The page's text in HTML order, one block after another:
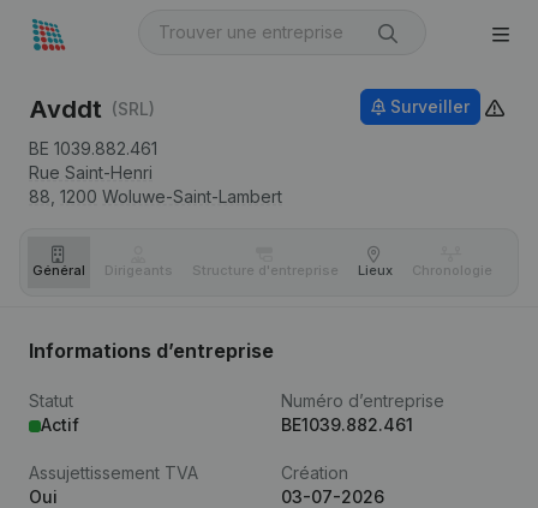
Avddt (SRL)
BE 1039.882.461
Rue Saint-Henri
88, 1200 Woluwe-Saint-Lambert
Surveiller
Général Dirigeants Structure d'entreprise Lieux Chronologie
Informations d’entreprise
Statut
Actif
Numéro d’entreprise
BE1039.882.461
Assujettissement TVA
Oui
Création
03-07-2026